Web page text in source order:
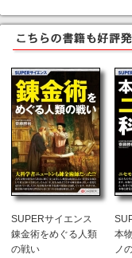
SUPERサイエンス
錬金術をめぐる人類
の戦い
本
ノ